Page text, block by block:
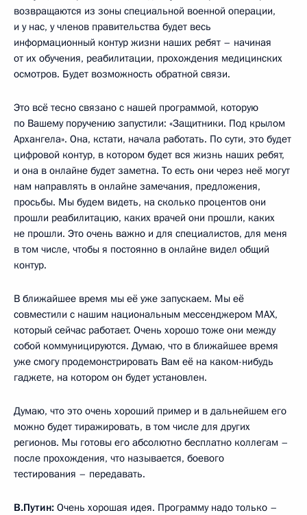
возвращаются из зоны специальной военной операции,
и у нас, у членов правительства будет весь
информационный контур жизни наших ребят – начиная
от их обучения, реабилитации, прохождения медицинских
осмотров. Будет возможность обратной связи.
Это всё тесно связано с нашей программой, которую
по Вашему поручению запустили: «Защитники. Под крылом
Архангела». Она, кстати, начала работать. По сути, это будет
цифровой контур, в котором будет вся жизнь наших ребят,
и она в онлайне будет заметна. То есть они через неё могут
нам направлять в онлайне замечания, предложения,
просьбы. Мы будем видеть, на сколько процентов они
прошли реабилитацию, каких врачей они прошли, каких
не прошли. Это очень важно и для специалистов, для меня
в том числе, чтобы я постоянно в онлайне видел общий
контур.
В ближайшее время мы её уже запускаем. Мы её
совместили с нашим национальным мессенджером MAX,
который сейчас работает. Очень хорошо тоже они между
собой коммуницируются. Думаю, что в ближайшее время
уже смогу продемонстрировать Вам её на каком-нибудь
гаджете, на котором он будет установлен.
Думаю, что это очень хороший пример и в дальнейшем его
можно будет тиражировать, в том числе для других
регионов. Мы готовы его абсолютно бесплатно коллегам –
после прохождения, что называется, боевого
тестирования – передавать.
В.Путин: Очень хорошая идея. Программу надо только –